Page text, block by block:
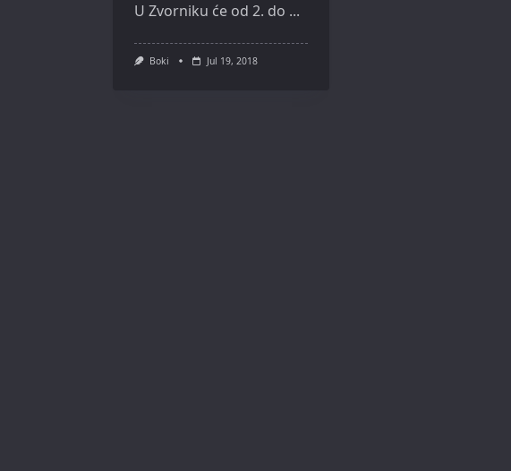
U Zvorniku će od 2. do ...
Boki Jul 19, 2018